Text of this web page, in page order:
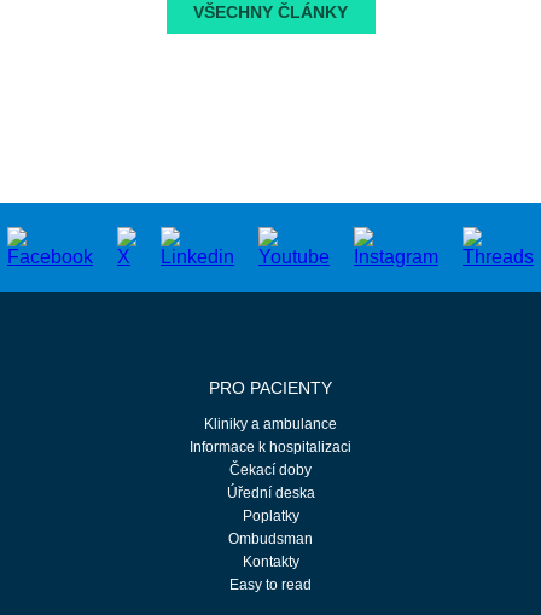
VŠECHNY ČLÁNKY
PRO PACIENTY
Kliniky a ambulance
Informace k hospitalizaci
Čekací doby
Úřední deska
Poplatky
Ombudsman
Kontakty
Easy to read